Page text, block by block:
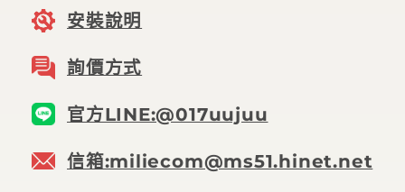
安裝說明
詢價方式
官方LINE:@017uujuu
信箱:miliecom@ms51.hinet.net